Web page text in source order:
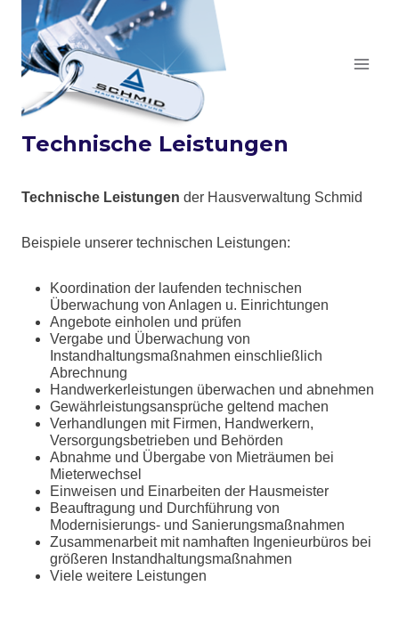
springen
Technische Leistungen
Technische Leistungen der Hausverwaltung Schmid
Beispiele unserer technischen Leistungen:
Koordination der laufenden technischen
Überwachung von Anlagen u. Einrichtungen
Angebote einholen und prüfen
Vergabe und Überwachung von
Instandhaltungsmaßnahmen einschließlich
Abrechnung
Handwerkerleistungen überwachen und abnehmen
Gewährleistungsansprüche geltend machen
Verhandlungen mit Firmen, Handwerkern,
Versorgungsbetrieben und Behörden
Abnahme und Übergabe von Mieträumen bei
Mieterwechsel
Einweisen und Einarbeiten der Hausmeister
Beauftragung und Durchführung von
Modernisierungs- und Sanierungsmaßnahmen
Zusammenarbeit mit namhaften Ingenieurbüros bei
größeren Instandhaltungsmaßnahmen
Viele weitere Leistungen